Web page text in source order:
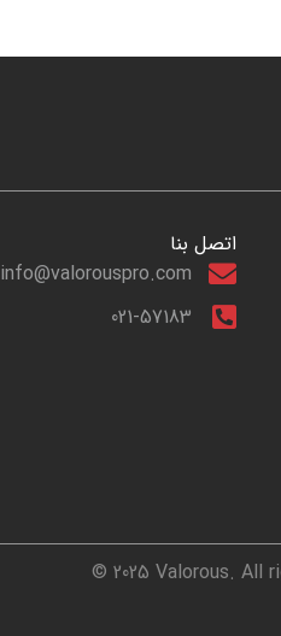
اتصل بنا
info@valorouspro.com
021-57183
© 2025 Valorous. All